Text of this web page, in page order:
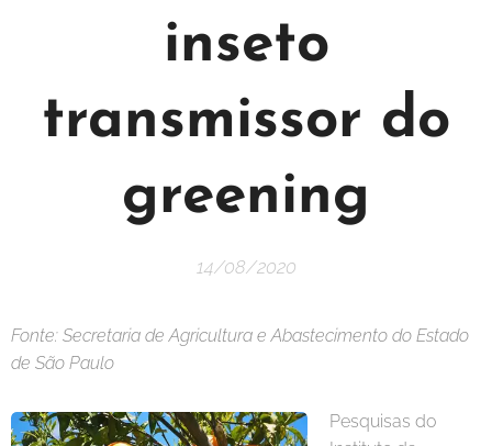
inseto
transmissor do
greening
14/08/2020
Fonte: Secretaria de Agricultura e Abastecimento do Estado
de São Paulo
Pesquisas do